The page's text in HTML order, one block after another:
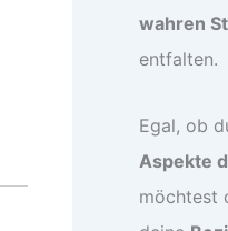
wahren
entfalten.
Egal, ob
Aspekte
möchtest